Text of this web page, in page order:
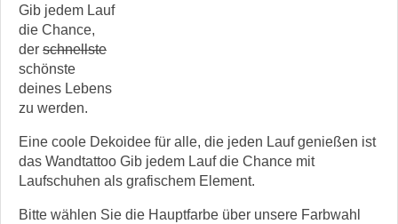
Gib jedem Lauf
die Chance,
der schnellste
schönste
deines Lebens
zu werden.
Eine coole Dekoidee für alle, die jeden Lauf genießen ist
das Wandtattoo Gib jedem Lauf die Chance mit
Laufschuhen als grafischem Element.
Bitte wählen Sie die Hauptfarbe über unsere Farbwahl